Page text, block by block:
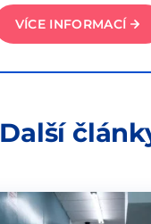
VÍCE INFORMACÍ
Další